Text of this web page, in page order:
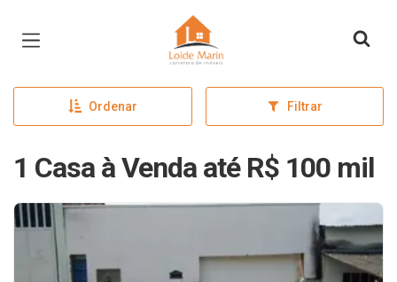
Página inicial
Ordenar Filtrar
1 Casa à Venda até R$ 100 mil